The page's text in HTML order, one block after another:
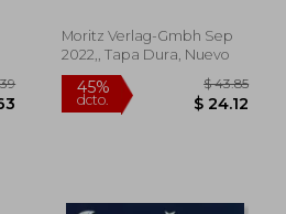
Moritz Verlag-Gmbh Sep
2022,, Tapa Dura, Nuevo